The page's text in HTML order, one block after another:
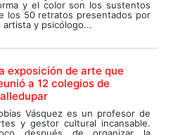
y el color son los sustentos
los 50 retratos presentados por
artista y psicólogo...
exposición de arte que
a 12 colegios de
Vásquez es un profesor de
y gestor cultural incansable.